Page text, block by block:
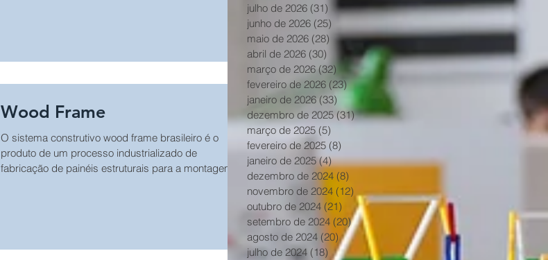
Wood Frame
O sistema construtivo wood frame brasileiro é o
produto de um processo industrializado de
fabricação de painéis estruturais para a montagem
julho de 2026 (31) 31 posts
junho de 2026 (25)
maio de 2026 (28) 28 posts
abril de 2026 (30) 30 posts
março de 2026 (32) 32 posts
fevereiro de 2026 (23)23 posts
janeiro de 2026 (33)
dezembro de 2025 (31)31 posts
março de 2025 (5)
fevereiro de 2025 (8)
janeiro de 2025 (4)4 posts
dezembro de 2024 (8)
novembro de 2024 (12) 12 posts
outubro de 2024 (21) 21 posts
setembro de 2024 (20)20 posts
agosto de 2024 (20)20 posts
julho de 2024 (18) 18 posts